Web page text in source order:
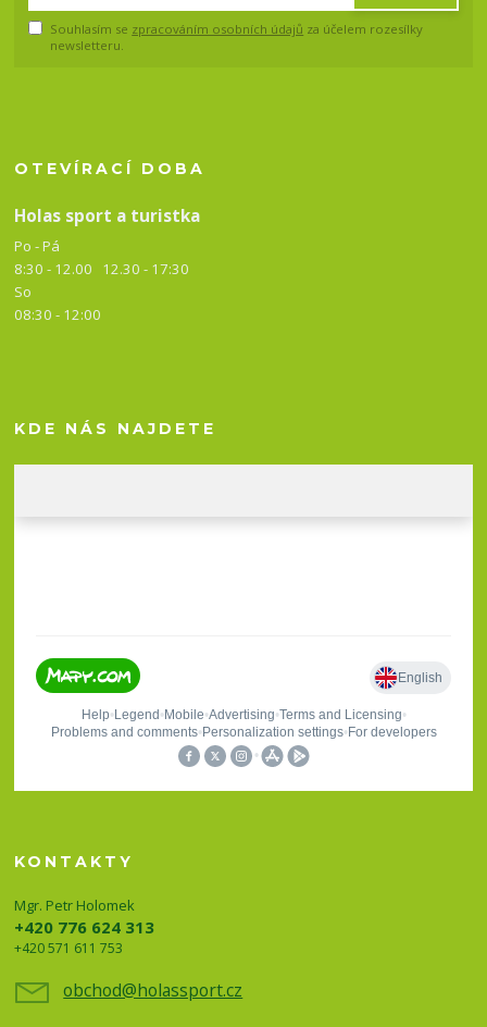
Souhlasím se zpracováním osobních údajů za účelem rozesílky
newsletteru.
OTEVÍRACÍ DOBA
Holas sport a turistka
Po - Pá
8:30 - 12.00 12.30 - 17:30
So
08:30 - 12:00
KDE NÁS NAJDETE
KONTAKTY
Mgr. Petr Holomek
+420 776 624 313
+420 571 611 753
obchod@holassport.cz